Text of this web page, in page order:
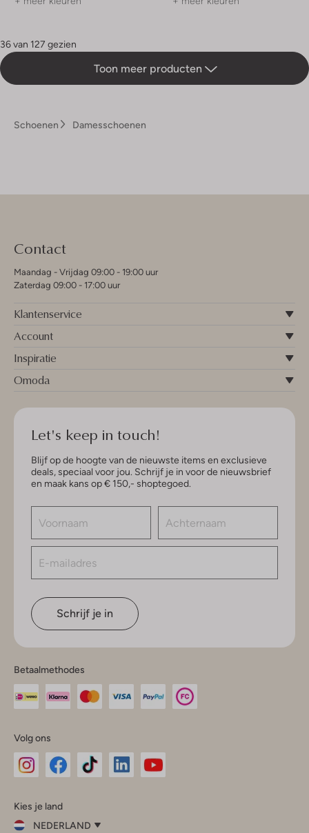
36 van 127 gezien
Toon meer producten
Schoenen Damesschoenen
Contact
Maandag - Vrijdag 09:00 - 19:00 uur
Zaterdag 09:00 - 17:00 uur
Klantenservice
Account
Inspiratie
Omoda
Let's keep in touch!
Blijf op de hoogte van de nieuwste items en exclusieve
deals, speciaal voor jou. Schrijf je in voor de nieuwsbrief
en maak kans op € 150,- shoptegoed.
Schrijf je in
Betaalmethodes
Volg ons
InstagramFacebook
Kies je land
NEDERLAND